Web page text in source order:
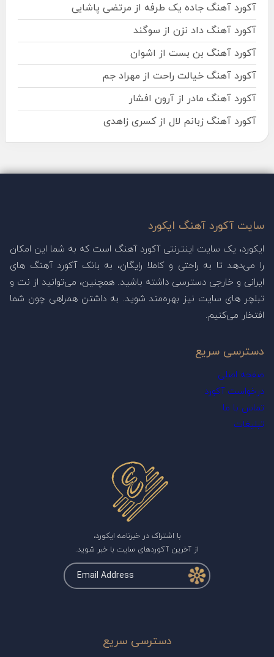
آکورد آهنگ جاده یک طرفه از مرتضی پاشایی
آکورد آهنگ داد نزن از سوگند
آکورد آهنگ بن بست از اشوان
آکورد آهنگ خیالت راحت از مهراد جم
آکورد آهنگ مادر از آرون افشار
آکورد آهنگ زبانم لال از کسری زاهدی
سایت آکورد آهنگ ایکورد
ایکورد، یک سایت اینترنتی آکورد آهنگ است که به شما این امکان
را می‌دهد تا به راحتی و کاملا رایگان، به بانک آکورد آهنگ های
ایرانی و خارجی دسترسی داشته باشید. همچنین، می‌توانید از نت و
تبلچر های سایت نیز بهره‌مند شوید. به داشتن همراهی چون شما
افتخار می‌کنیم.
دسترسی سریع
صفحه اصلی
درخواست آکورد
تماس با ما
تبلیغات
با اشتراک در خبرنامه ایکورد،
از آخرین آکوردهای سایت با خبر شوید.
دسترسی سریع